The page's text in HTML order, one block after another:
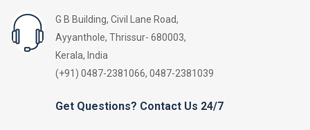
G B Building, Civil Lane Road,
Ayyanthole, Thrissur- 680003,
Kerala, India
(+91) 0487-2381066, 0487-2381039
Get Questions? Contact Us 24/7